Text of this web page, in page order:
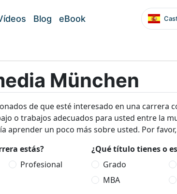
Blog eBook
München
de que esté interesado en una carrera
o trabajos adecuados para usted entre la
aprender un poco más sobre usted. Por
estás?
Profesional
¿Qué título tienes o
Grado
MBA